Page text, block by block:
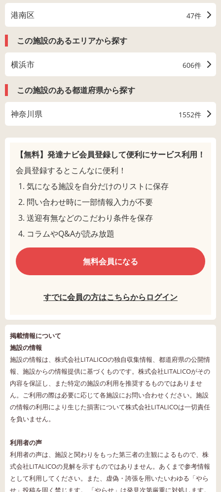
港南区 47件
この施設のあるエリアから探す
横浜市 606件
この施設のある都道府県から探す
神奈川県 1552件
【無料】発達ナビ会員登録して便利にサービス利用！
会員登録するとこんなに便利！
気になる施設を自分だけのリストに保存
問い合わせ時に一部情報入力が不要
送迎有無などのこだわり条件を保存
コラムやQ&Aが読み放題
無料会員になる
すでに会員の方はこちらからログイン
掲載情報について
施設の情報
施設の情報は、株式会社LITALICOの独自収集情報、都道府県の公開情
報、施設からの情報提供に基づくものです。株式会社LITALICOがその
内容を保証し、また特定の施設の利用を推奨するものではありませ
ん。ご利用の際は必要に応じて各施設にお問い合わせください。施設
の情報の利用により生じた損害について株式会社LITALICOは一切責任
を負いません。
利用者の声
利用者の声は、施設と関わりをもった第三者の主観によるもので、株
式会社LITALICOの見解を示すものではありません。あくまで参考情報
として利用してください。また、虚偽・誇張を用いたいわゆる「やら
せ」投稿を固く禁じます。 「やらせ」は発見次第厳重に対処します。